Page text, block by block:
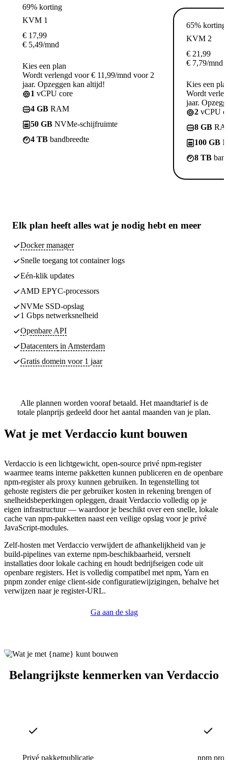
69% korting
KVM 1
€ 17,99
€ 5,49/mnd
Kies een plan
Wordt verlengd voor € 11,99/mnd voor 2
jaar. Opzeggen kan altijd!
1 vCPU core
4 GB RAM
50 GB NVMe-schijfruimte
4 TB bandbreedte
65% korting
KVM 2
€ 21,99
€ 7,79/mnd
Kies een
Wordt
jaar.
2 vCPU
8 GB
100 GB
8 TB
Elk plan heeft alles wat je nodig hebt en meer
Docker manager
Snelle toegang tot container logs
Eén-klik updates
AMD EPYC-processors
NVMe SSD-opslag
1 Gbps netwerksnelheid
Openbare API
Datacenters in Amsterdam
Gratis domein voor 1 jaar
Alle plannen worden vooraf betaald. Het maandtarief is de
totale planprijs gedeeld door het aantal maanden van je plan.
Wat je met Verdaccio kunt bouwen
Verdaccio is een lichtgewicht, open-source privé npm-register
waarmee teams interne pakketten kunnen publiceren en de openbare
npm-register als proxy kunnen gebruiken. In tegenstelling tot
gehoste registers die per gebruiker kosten in rekening brengen of
snelheidsbeperkingen opleggen, draait Verdaccio volledig op je
eigen infrastructuur — waardoor je beschikt over een snelle, lokale
cache van npm-pakketten naast een veilige opslag voor je privé
JavaScript-modules.
Zelf-hosten met Verdaccio verwijdert de afhankelijkheid van je
build-pipelines van externe npm-beschikbaarheid, versnelt
installaties door lokale caching en houdt bedrijfseigen code uit
openbare registers. Het is volledig compatibel met npm, Yarn en
pnpm zonder enige client-side configuratiewijzigingen, behalve het
verwijzen naar je register-URL.
Ga aan de slag
Belangrijkste kenmerken van Verdaccio
Privé pakketpublicatie npm